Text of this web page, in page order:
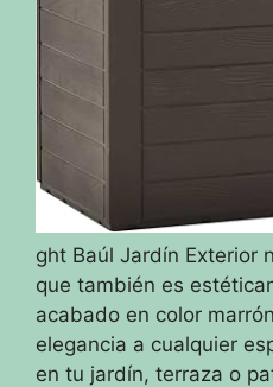
ght Baúl Jardín Exterior
que también es
acabado en color
elegancia a cualquier
en tu jardín, terraza o